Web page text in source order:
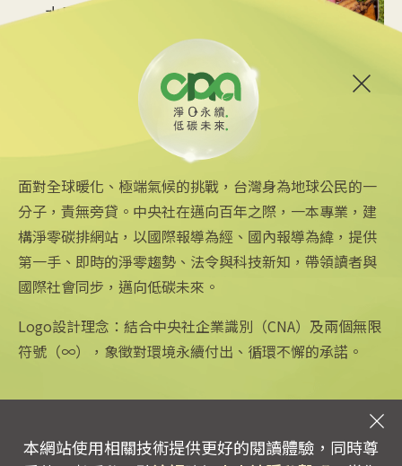
水里觀光與減碳經濟
台中智慧停車無紙化9/8上線
2025/08/11 18:54
專線：0800-256-688 | 信箱：services@mail.cna.com.tw
中央社網站
中央通訊社
Focus Taiwan
フォーカス台湾
關注更多
友善連結
Android app 下載
公司簡介
企業識別
公開資訊
面對全球暖化、極端氣候的挑戰，台灣身為地球公民的一
分子，責無旁貸。中央社在邁向百年之際，一本專業，建
構淨零碳排網站，以國際報導為經、國內報導為緯，提供
第一手、即時的淨零趨勢、法令與科技新知，帶領讀者與
國際社會同步，邁向低碳未來。
Logo設計理念：結合中央社企業識別（CNA）及兩個無限
符號（∞），象徵對環境永續付出、循環不懈的承諾。
本網站使用相關技術提供更好的閱讀體驗，同時尊